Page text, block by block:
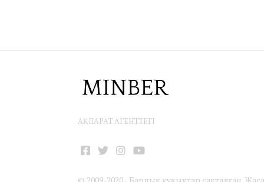
АҚПАРАТ АГЕНТТЕГІ